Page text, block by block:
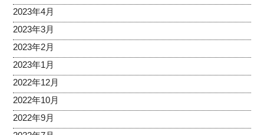
2023年4月
2023年3月
2023年2月
2023年1月
2022年12月
2022年10月
2022年9月